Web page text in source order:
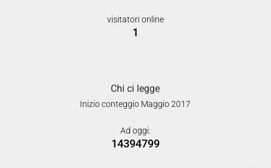
visitatori online
1
Chi ci legge
Inizio conteggio Maggio 2017
Ad oggi:
14394799